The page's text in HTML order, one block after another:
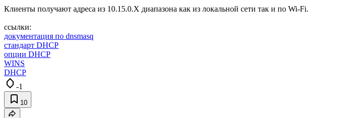
Клиенты получают адреса из 10.15.0.Х диапазона как из локальной сети так и по Wi-Fi.
ссылки:
документация по dnsmasq
стандарт DHCP
опции DHCP
WINS
DHCP
-1
10